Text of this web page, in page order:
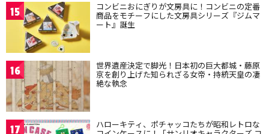
15 コンビニおにぎりが文房具に！コンビニの定番
商品をモチーフにした文房具シリーズ『ジムマ
ート』誕生
16 世界遺産決定で脚光！日本初の巨大都城・藤原
京を創り上げた知られざる女帝・持統天皇の凄
絶な執念
17 ハローキティ、ポチャッコたちが昭和レトロな